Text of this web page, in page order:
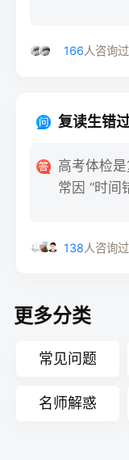
166人咨询过
复读生错
高考体检
常因 “时间
138人咨询过
更多分类
常见问题
名师解惑